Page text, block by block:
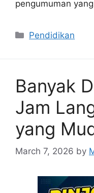
pengumuman
Categories
Pendidikan
Banyak
Jam
yang
March 7, 2026 by